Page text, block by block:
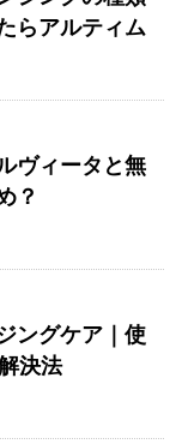
らアルティム
ヴィータと無
？
ングケア｜使
決法